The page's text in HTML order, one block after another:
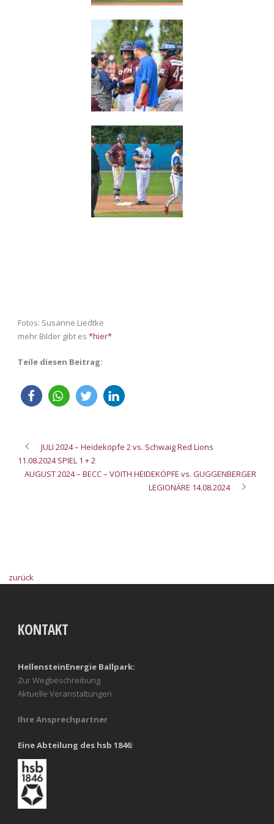
Fotos: Susanne Liedtke
mehr Bilder gibt es *hier*
Teile diesen Beitrag:
JULI 2024 – Heideköpfe 2 vs. Schwaig Red Lions
11.08.2024 SPIEL 1 + 2
AUGUST 2024 – BECC – VOITH HEIDEKÖPFE vs. GUGGENBERGER
LEGIONÄRE 14.08.2024
zurück
KONTAKT
HellensteinEnergie Ballpark:
Zur Wegbeschreibung
Aktuelle Veranstaltungen
Ihre Ansprechpartner
Eine Abteilung des hsb 1846: